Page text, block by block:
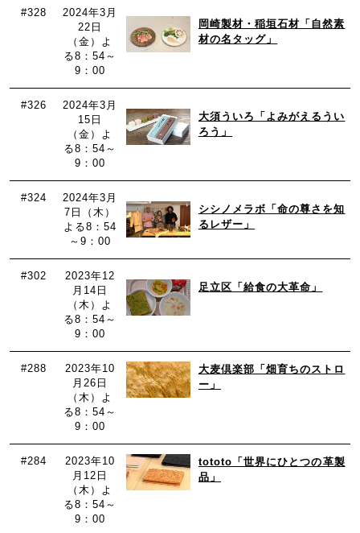
#328
2024年3月
22日
（金）よ
る8：54～
9：00
岡崎製材・稲垣石材「自然素
材の名タッグ」
#326
2024年3月
15日
（金）よ
る8：54～
9：00
大須ういろ「よみがえるうい
ろう」
#324
2024年3月
7日（木）
よる8：54
～9：00
シシノメラボ「命の尊さを知
るレザー」
#302
2023年12
月14日
（木）よ
る8：54～
9：00
足立区「給食の大革命」
#288
2023年10
月26日
（木）よ
る8：54～
9：00
大麦倶楽部「畑育ちのストロ
ー」
#284
2023年10
月12日
（木）よ
る8：54～
9：00
tototo「世界にひとつの革製
品」